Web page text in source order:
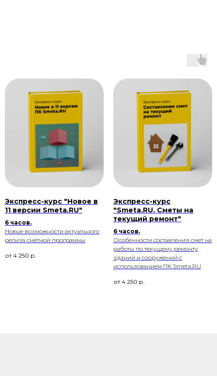
Экспресс-курс "Новое в
11 версии Smeta.RU"
6 часов.
Новые возможности актуального
релиза сметной программы
от 4 250 р.
Экспресс-курс
"Smeta.RU. Сметы на
текущий ремонт"
6 часов.
Особенности составления смет на
работы по текущему ремонту
зданий и сооружений с
использованием ПК Smeta.RU
от 4 250 р.